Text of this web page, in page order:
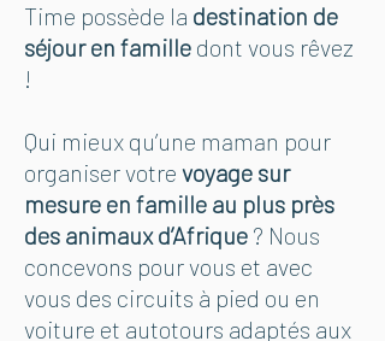
Time possède la destination de
séjour en famille dont vous rêvez
!
Qui mieux qu’une maman pour
organiser votre voyage sur
mesure en famille au plus près
des animaux d’Afrique ? Nous
concevons pour vous et avec
vous des circuits à pied ou en
voiture et autotours adaptés aux